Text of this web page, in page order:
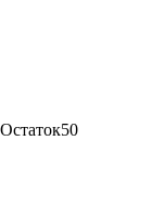
Остаток50